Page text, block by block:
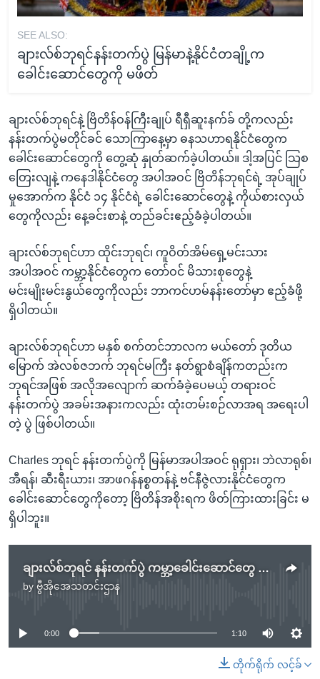
SEE ALSO:
ချားလ်စ်ဘုရင်နန်းတက်ပွဲ မြန်မာနဲ့နိုင်ငံတချို့က
ခေါင်းဆောင်တွေကို မဖိတ်
ချားလ်စ်ဘုရင်နဲ့ ဗြိတိန်ဝန်ကြီးချုပ် ရီရှီဆူးနက်ခ် တို့ကလည်း
နန်းတက်ပွဲမတိုင်ခင် သောကြာနေ့မှာ ဓနသဟာရနိုင်ငံတွေက
‌ခေါင်းဆောင်တွေကို တွေ့ဆုံ နှုတ်ဆက်ခဲ့ပါတယ်။ ဒါ့အပြင် သြစ
တြေးလျနဲ့ ကနေဒါနိုင်ငံတွေ အပါအဝင် ဗြိတိန်ဘုရင်ရဲ့ အုပ်ချုပ်
မှုအောက်က နိုင်ငံ ၁၄ နိုင်ငံရဲ့ ခေါင်းဆောင်တွေနဲ့ ကိုယ်စားလှယ်
တွေကိုလည်း နေ့ခင်းစာနဲ့ တည်ခင်းဧည့်ခံခဲ့ပါတယ်။
ချားလ်စ်ဘုရင်ဟာ ထိုင်းဘုရင်၊ ကူဝိတ်အိမ်ရှေ့မင်းသား
အပါအဝင် ကမ္ဘာ့နိုင်ငံတွေက ‌တော်ဝင် မိသားစုတွေနဲ့
မင်းမျိုးမင်းနွယ်တွေကိုလည်း ဘာကင်ဟမ်နန်းတော်မှာ ဧည့်ခံဖို့
ရှိပါတယ်။
ချားလ်စ်ဘုရင်ဟာ မနှစ် စက်တင်ဘာလက မယ်တော် ဒုတိယ
မြောက် အဲလစ်ဇဘက် ဘုရင်မကြီး နတ်ရွာစံချိန်ကတည်းက
ဘုရင်အဖြစ် အလိုအလျောက် ဆက်ခံခဲ့ပေမယ့် တရားဝင်
နန်းတက်ပွဲ အခမ်းအနားကလည်း ထုံးတမ်းစဉ်လာအရ အရေးပါ
တဲ့ ပွဲ ဖြစ်ပါတယ်။
Charles ဘုရင် နန်းတက်ပွဲကို မြန်မာအပါအဝင် ရုရှား၊ ဘဲလာရုစ်၊
အီရန်၊ ဆီးရီးယား၊ အာဖဂန်နစ္စတန်နဲ့ ဗင်နီဇွဲလားနိုင်ငံတွေက
ခေါင်းဆောင်တွေကိုတော့ ဗြိတိန်အစိုးရက ဖိတ်ကြားထားခြင်း မ
ရှိပါဘူး။
ချားလ်စ်ဘုရင် နန်းတက်ပွဲ ကမ္ဘာ့ခေါင်းဆောင်တွေ တက်ရောက်
by ဗွီအိုအေသတင်းဌာန
No media source currently available
0:00 1:10
တိုက်ရိုက် လင့်ခ်